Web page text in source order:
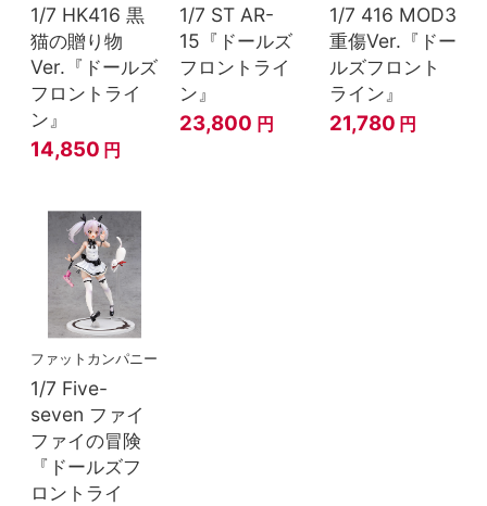
1/7 HK416 黒
猫の贈り物
Ver.『ドールズ
フロントライ
ン』
14,850 円
1/7 ST AR-
15『ドールズ
フロントライ
ン』
23,800 円
1/7 416 MOD3
重傷Ver.『ドー
ルズフロント
ライン』
21,780 円
ファットカンパニー
1/7 Five-
seven ファイ
ファイの冒険
『ドールズフ
ロントライ